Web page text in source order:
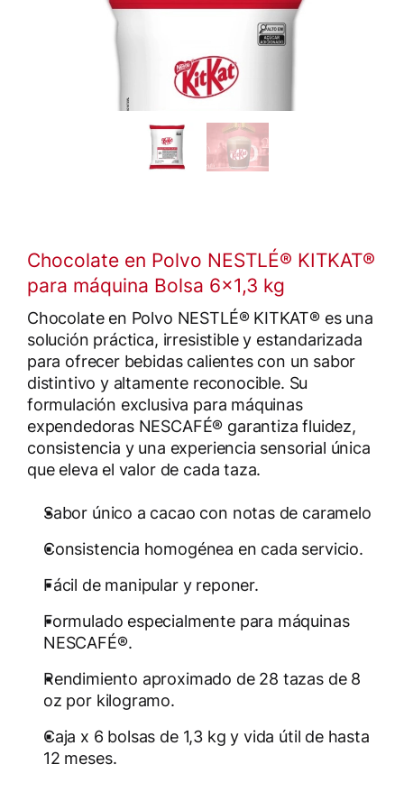
Chocolate en Polvo NESTLÉ® KITKAT®
para máquina Bolsa 6x1,3 kg
Chocolate en Polvo NESTLÉ® KITKAT® es una
solución práctica, irresistible y estandarizada
para ofrecer bebidas calientes con un sabor
distintivo y altamente reconocible. Su
formulación exclusiva para máquinas
expendedoras NESCAFÉ® garantiza fluidez,
consistencia y una experiencia sensorial única
que eleva el valor de cada taza.
Sabor único a cacao con notas de caramelo
Consistencia homogénea en cada servicio.
Fácil de manipular y reponer.
Formulado especialmente para máquinas
NESCAFÉ®.
Rendimiento aproximado de 28 tazas de 8
oz por kilogramo.
Caja x 6 bolsas de 1,3 kg y vida útil de hasta
12 meses.